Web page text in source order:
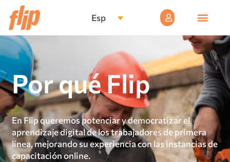
Esp
Por qué Flip
En Flip queremos potenciar y democratizar el
aprendizaje digital de los trabajadores de primera
línea, mejorando su experiencia con las instancias de
capacitación online.